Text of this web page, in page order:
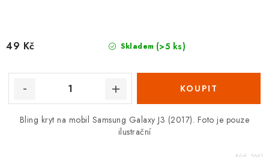
Skladem (>5 ks)
49 Kč
Bling kryt na mobil Samsung Galaxy J3 (2017). Foto je pouze
ilustrační